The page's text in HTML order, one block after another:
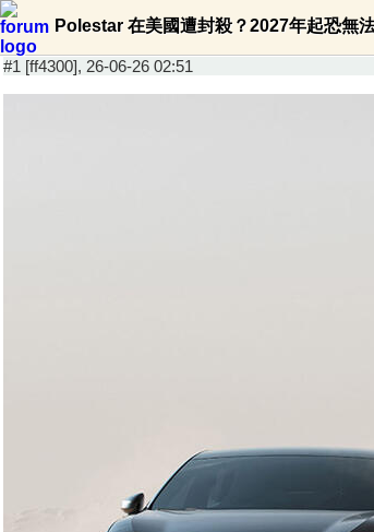
Polestar 在美國遭封殺？2027年起恐無
#1 [ff4300], 26-06-26 02:51